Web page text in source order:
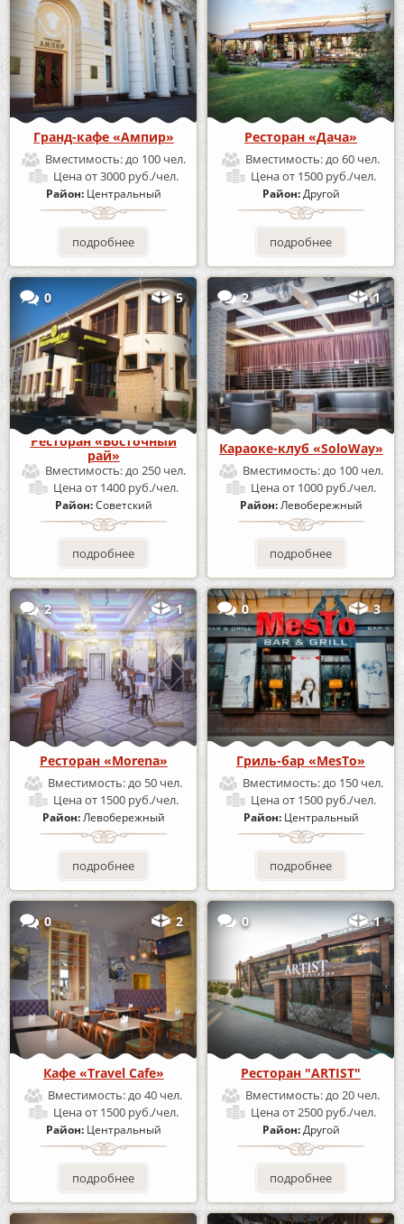
Гранд-кафе «Ампир»
Вместимость: до 100 чел.
Ценаот 3000 руб./чел.
Район: Центральный
подробнее
Ресторан «Дача»
Вместимость: до 60 чел.
Ценаот 1500 руб./чел.
Район:Другой
подробнее
0 5
Ресторан «Восточный
рай»
Вместимость:до 250 чел.
Ценаот 1400 руб./чел.
Район:Советский
подробнее
2 1
Караоке-клуб «SoloWay»
Вместимость:до 100 чел.
Ценаот 1000 руб./чел.
Район:Левобережный
подробнее
2 1
Ресторан «Morena»
Вместимость:до 50 чел.
Ценаот 1500 руб./чел.
Район:Левобережный
подробнее
0 3
Гриль-бар «MesTo»
Вместимость:до 150 чел.
Ценаот 1500 руб./чел.
Район: Центральный
подробнее
0 2
Кафе «Travel Cafe»
Вместимость:до 40 чел.
Ценаот 1500 руб./чел.
Район: Центральный
подробнее
0 1
Ресторан "ARTIST"
Вместимость:до 20 чел.
Ценаот 2500 руб./чел.
Район:Другой
подробнее